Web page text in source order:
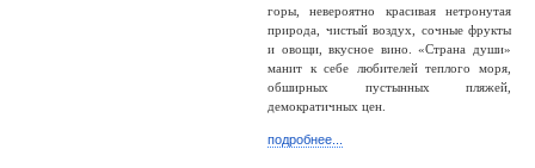
горы, невероятно красивая нетронутая
природа, чистый воздух, сочные фрукты
и овощи, вкусное вино. «Страна души»
манит к себе любителей теплого моря,
обширных пустынных пляжей,
демократичных цен.
подробнее...